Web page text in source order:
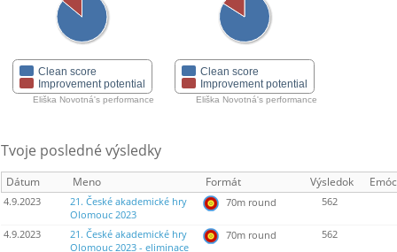
Clean score
Improvement potential
Eliška Novotná's performance
Clean score
Improvement potential
Eliška Novotná's performance
Tvoje posledné výsledky
Dátum Meno Formát Výsledok
4.9.2023
21. České akademické hry
Olomouc 2023
70m round 562
4.9.2023
21. České akademické hry
Olomouc 2023 - eliminace
70m round 562